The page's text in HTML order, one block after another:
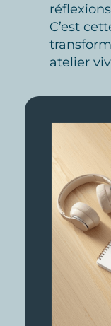
C’est
atelier